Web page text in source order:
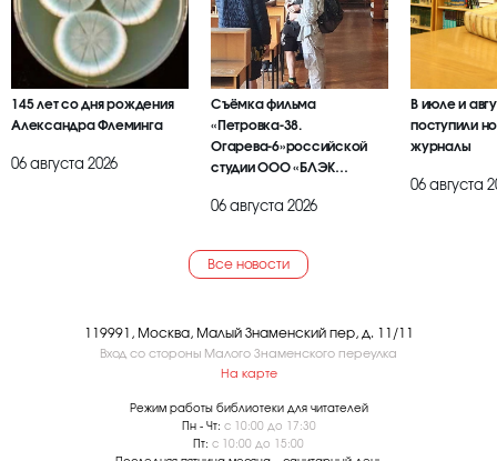
145 лет со дня рождения
Александра Флеминга
06 августа 2026
Съёмка фильма
«Петровка-38.
Огарева-6»российской
студии ООО «БЛЭК
06 августа 2026
В июле и
поступили
журналы
06 августа
Все новости
119991, Москва, Малый Знаменский пер, д. 11/11
Вход со стороны Малого Знаменского переулка
На карте
Режим работы библиотеки для читателей
Пн - Чт: с 10:00 до 17:30
Пт: с 10:00 до 15:00